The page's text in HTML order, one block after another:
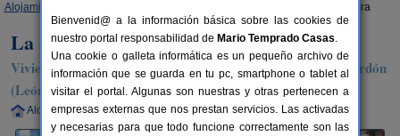
Alojamientos > La Cuadra
La Cuadra
Vivienda turística en Cabornera de Gordón / La Pola de Gordón
(León)
Alquiler completo 12 plazas 40 km de León
Bienvenid@ a la información básica sobre las cookies de
nuestro portal responsabilidad de Mario Temprado Casas.
Una cookie o galleta informática es un pequeño archivo de
información que se guarda en tu pc, smartphone o tablet al
visitar el portal. Algunas son nuestras y otras pertenecen a
empresas externas que nos prestan servicios. Las activadas
y necesarias para que todo funcione correctamente son las